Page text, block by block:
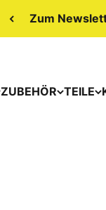
Zum
ZUBEHÖR TEILE